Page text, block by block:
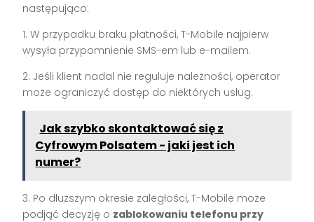
następująco:
1. W przypadku braku płatności, T-Mobile najpierw
wysyła przypomnienie SMS-em lub e-mailem.
2. Jeśli klient nadal nie reguluje należności, operator
może ograniczyć dostęp do niektórych usług.
Jak szybko skontaktować się z
Cyfrowym Polsatem - jaki jest ich
numer?
3. Po dłuższym okresie zaległości, T-Mobile może
podjąć decyzję o zablokowaniu telefonu przy